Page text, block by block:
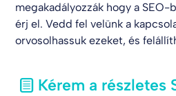
megakadályozzák hogy a
érj el. Vedd fel velünk a
orvosolhassuk ezeket, és
Kérem a részletes